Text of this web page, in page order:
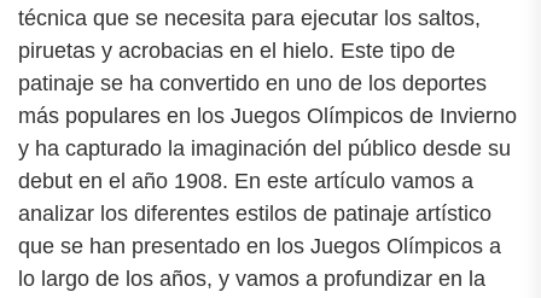
técnica que se necesita para ejecutar los saltos,
piruetas y acrobacias en el hielo. Este tipo de
patinaje se ha convertido en uno de los deportes
más populares en los Juegos Olímpicos de Invierno
y ha capturado la imaginación del público desde su
debut en el año 1908. En este artículo vamos a
analizar los diferentes estilos de patinaje artístico
que se han presentado en los Juegos Olímpicos a
lo largo de los años, y vamos a profundizar en la